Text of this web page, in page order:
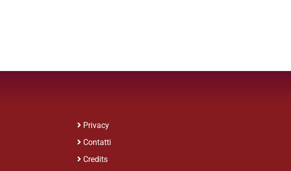
Privacy
Contatti
Credits